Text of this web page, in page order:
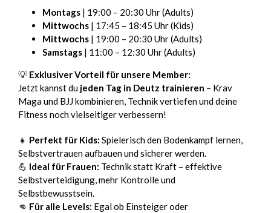
Montags | 19:00 – 20:30 Uhr (Adults)
Mittwochs | 17:45 – 18:45 Uhr (Kids)
Mittwochs | 19:00 – 20:30 Uhr (Adults)
Samstags | 11:00 – 12:30 Uhr (Adults)
💡 Exklusiver Vorteil für unsere Member:
Jetzt kannst du jeden Tag in Deutz trainieren – Krav
Maga und BJJ kombinieren, Technik vertiefen und deine
Fitness noch vielseitiger verbessern!
👧 Perfekt für Kids: Spielerisch den Bodenkampf lernen,
Selbstvertrauen aufbauen und sicherer werden.
💪 Ideal für Frauen: Technik statt Kraft – effektive
Selbstverteidigung, mehr Kontrolle und
Selbstbewusstsein.
👊 Für alle Levels: Egal ob Einsteiger oder